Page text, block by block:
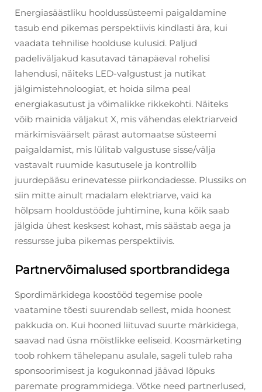
Energiasäästliku hooldussüsteemi paigaldamine
tasub end pikemas perspektiivis kindlasti ära, kui
vaadata tehnilise hoolduse kulusid. Paljud
padeliväljakud kasutavad tänapäeval rohelisi
lahendusi, näiteks LED-valgustust ja nutikat
jälgimistehnoloogiat, et hoida silma peal
energiakasutust ja võimalikke rikkekohti. Näiteks
võib mainida väljakut X, mis vähendas elektriarveid
märkimisväärselt pärast automaatse süsteemi
paigaldamist, mis lülitab valgustuse sisse/välja
vastavalt ruumide kasutusele ja kontrollib
juurdepääsu erinevatesse piirkondadesse. Plussiks on
siin mitte ainult madalam elektriarve, vaid ka
hõlpsam hooldustööde juhtimine, kuna kõik saab
jälgida ühest kesksest kohast, mis säästab aega ja
ressursse juba pikemas perspektiivis.
Partnervõimalused sportbrandidega
Spordimärkidega koostööd tegemise poole
vaatamine tõesti suurendab sellest, mida hoonest
pakkuda on. Kui hooned liituvad suurte märkidega,
saavad nad üsna mõistlikke eeliseid. Koosmärketing
toob rohkem tähelepanu asulale, sageli tuleb raha
sponsoorimisest ja kogukonnad jäävad lõpuks
paremate programmidega. Võtke need partnerlused,